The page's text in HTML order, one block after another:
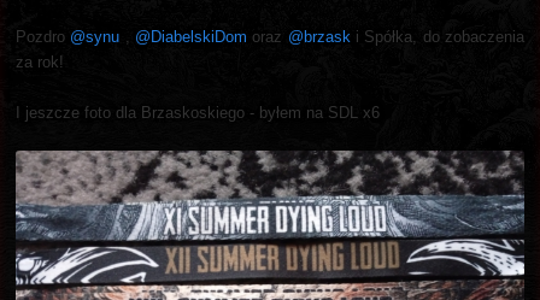
Pozdro @synu , @DiabelskiDom oraz @brzaski Spółka, do zobaczenia
za rok!
I jeszcze foto dla Brzaskoskiego - byłem na SDL x6